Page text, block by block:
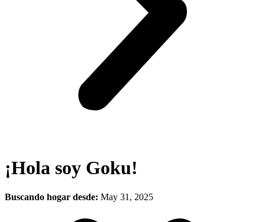
¡Hola soy Goku!
Buscando hogar desde: May 31, 2025